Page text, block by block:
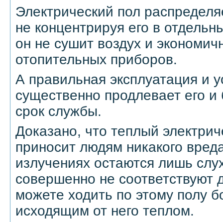
Электрический пол
не концентрируя его в
он не сушит воздух и
отопительных приборов.
А правильная эксплуатация и
существенно продлевает его и
срок службы.
Доказано, что теплый
приносит людям никакого
излучениях остаются лишь
совершенно не соответствуют
можете ходить по этому полу
исходящим от него теплом.